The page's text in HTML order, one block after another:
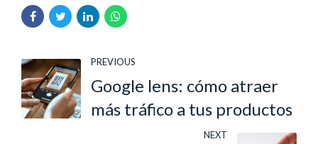
PREVIOUS
Google lens: cómo atraer
más tráfico a tus productos
NEXT